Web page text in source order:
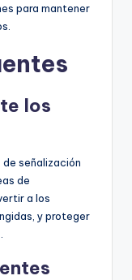
para mantener
los
señalización
de
a los
y proteger